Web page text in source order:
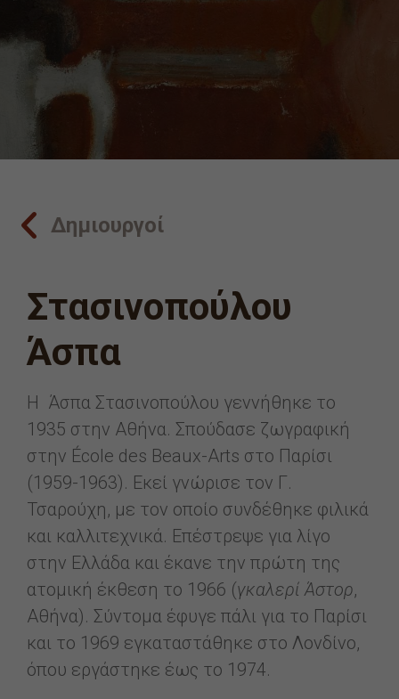
Δημιουργοί
Στασινοπούλου
Άσπα
Η Άσπα Στασινοπούλου γεννήθηκε το
1935 στην Αθήνα. Σπούδασε ζωγραφική
στην École des Beaux-Arts στο Παρίσι
(1959-1963). Εκεί γνώρισε τον Γ.
Τσαρούχη, με τον οποίο συνδέθηκε φιλικά
και καλλιτεχνικά. Επέστρεψε για λίγο
στην Ελλάδα και έκανε την πρώτη της
ατομική έκθεση το 1966 (γκαλερί Άστορ,
Αθήνα). Σύντομα έφυγε πάλι για το Παρίσι
και το 1969 εγκαταστάθηκε στο Λονδίνο,
όπου εργάστηκε έως το 1974.